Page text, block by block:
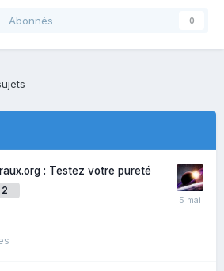
Abonnés 0
: Testez votre pureté
2